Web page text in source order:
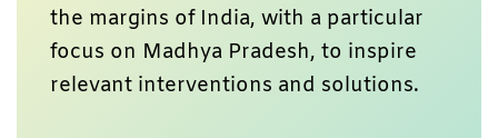
the margins of India, with a particular
focus on Madhya Pradesh, to inspire
relevant interventions and solutions.